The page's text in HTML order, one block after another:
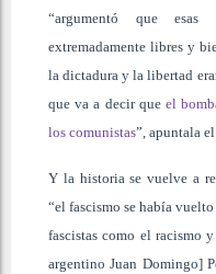
“argumentó que esas
extremadamente libres y
la dictadura y la libertad
que va a decir que el
los comunistas”, apuntala
Y la historia se vuelve a
“el fascismo se había
fascistas como el racismo
argentino Juan Domingo]